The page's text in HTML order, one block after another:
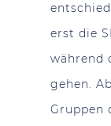
erst die
während
gehen.
Gruppen